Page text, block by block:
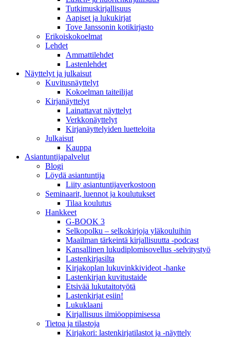
Tutkimuskirjallisuus
Aapiset ja lukukirjat
Tove Janssonin kotikirjasto
Erikoiskokoelmat
Lehdet
Ammattilehdet
Lastenlehdet
Näyttelyt ja julkaisut
Kuvitusnäyttelyt
Kokoelman taiteilijat
Kirjanäyttelyt
Lainattavat näyttelyt
Verkkonäyttelyt
Kirjanäyttelyiden luetteloita
Julkaisut
Kauppa
Asiantuntija­palvelut
Blogi
Löydä asiantuntija
Liity asiantuntijaverkostoon
Seminaarit, luennot ja koulutukset
Tilaa koulutus
Hankkeet
G-BOOK 3
Selkopolku – selkokirjoja yläkouluihin
Maailman tärkeintä kirjallisuutta -podcast
Kansallinen lukudiplomisovellus -selvitystyö
Lastenkirjasilta
Kirjakoplan lukuvinkkivideot -hanke
Lastenkirjan kuvitustaide
Etsivää lukutaitotyötä
Lastenkirjat esiin!
Lukuklaani
Kirjallisuus ilmiöoppimisessa
Tietoa ja tilastoja
Kirjakori: lastenkirjatilastot ja -näyttely